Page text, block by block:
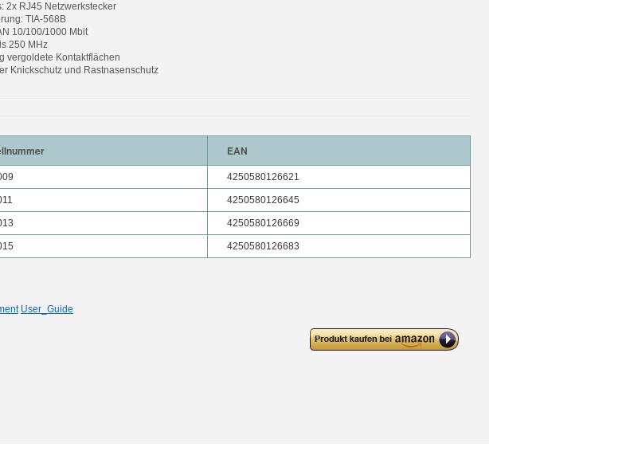
2x RJ45 Netzwerkstecker
TIA-568B
10/100/1000 Mbit
250 MHz
vergoldete Kontaktflächen
Knickschutz und Rastnasenschutz
EAN
4250580126621
4250580126645
4250580126669
4250580126683
User_Guide
deleyCON 10x CAT6 Patchkabel
S/FTP PIMF Schirmung CAT-6